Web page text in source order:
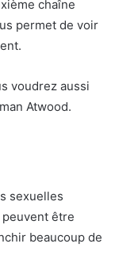
chaîne
permet de voir
voudrez aussi
Atwood.
sexuelles
être
beaucoup de